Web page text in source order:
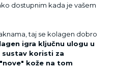
dostupnim kada je vašem
taj se kolagen dobro
igra ključnu ulogu u
sustav koristi za
kože na tom